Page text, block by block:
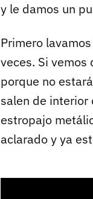
y le damos un
Primero
veces. Si
porque no
salen de interior
estropajo
aclarado y ya